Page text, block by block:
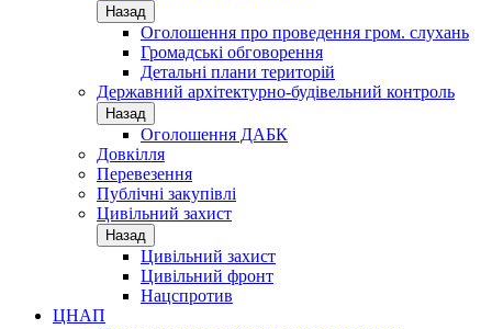
Назад
Оголошення про проведення гром. слухань
Громадські обговорення
Детальні плани територій
Державний архітектурно-будівельний контроль
Назад
Оголошення ДАБК
Довкілля
Перевезення
Публічні закупівлі
Цивільний захист
Назад
Цивільний захист
Цивільний фронт
Нацспротив
ЦНАП